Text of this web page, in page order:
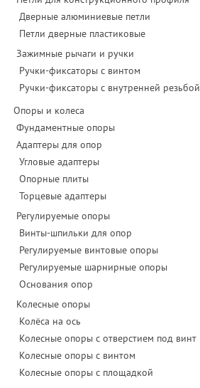
Дверные алюминиевые петли
Петли дверные пластиковые
Зажимные рычаги и ручки
Ручки-фиксаторы c винтом
Ручки-фиксаторы c внутренней резьбой
Опоры и колеса
Фундаментные опоры
Адаптеры для опор
Угловые адаптеры
Опорные плиты
Торцевые адаптеры
Регулируемые опоры
Винты-шпильки для опор
Регулируемые винтовые опоры
Регулируемые шарнирные опоры
Основания опор
Колесные опоры
Колёса на ось
Колесные опоры с отверстием под винт
Колесные опоры с винтом
Колесные опоры с площадкой